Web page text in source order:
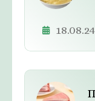
18.08.24